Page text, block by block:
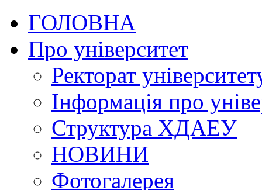
ГОЛОВНА
Про університет
Ректорат
Інформація про
Структура ХДАЕУ
НОВИНИ
Фотогалерея